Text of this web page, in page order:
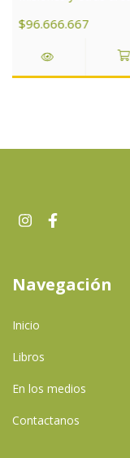
$96.666.667
Navegación
Inicio
Libros
En los medios
Contactanos